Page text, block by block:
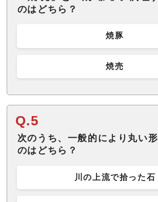
のはどちら？
焼豚
焼売
Q.5
次のうち、一般的により丸い
のはどちら？
川の上流で拾った石